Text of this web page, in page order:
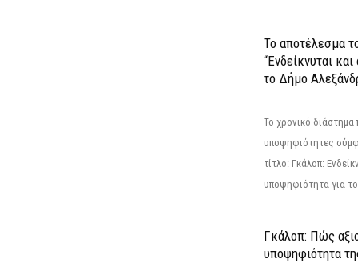
Το αποτέλεσμα
“Ενδείκνυται
το Δήμο
Το χρονικό διάστημα
υποψηφιότητες
τίτλο: Γκάλοπ:
υποψηφιότητα για
Γκάλοπ: Πώς
υποψηφιότητα